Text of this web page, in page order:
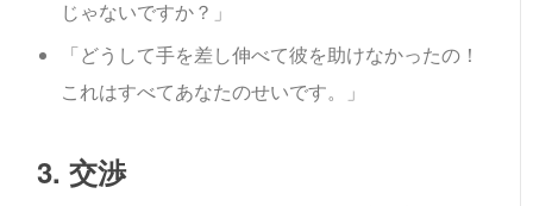
じゃないですか？」
「どうして手を差し伸べて彼を助けなかったの！
これはすべてあなたのせいです。」
3. 交渉